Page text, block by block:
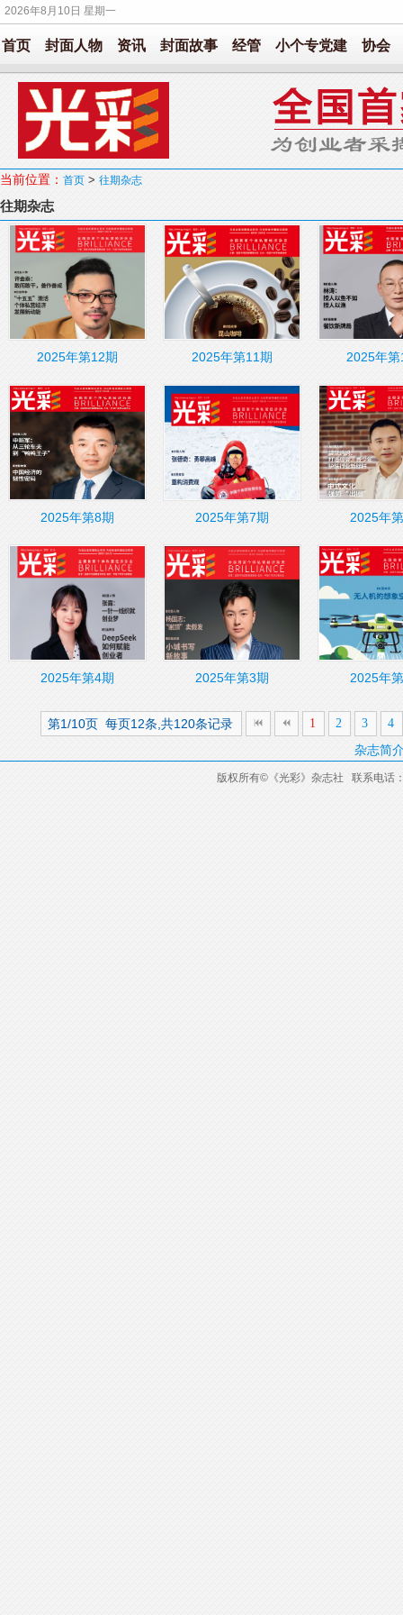
2026年8月10日 星期一
首页 封面人物 资讯 封面故事 经管 小个专党建 协会
当前位置： 首页 > 往期杂志
往期杂志
2025年第12期 2025年第11期 2025年第
2025年第8期 2025年第7期 2025年
2025年第4期 2025年第3期 2025年
第1/10页 每页12条,共120条记录 1 2 3 4
杂志简
版权所有© 《光彩》杂志社 联系电话